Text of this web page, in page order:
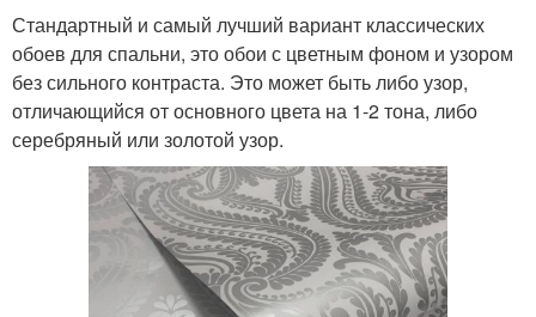
Стандартный и самый лучший вариант классических
обоев для спальни, это обои с цветным фоном и узором
без сильного контраста. Это может быть либо узор,
отличающийся от основного цвета на 1-2 тона, либо
серебряный или золотой узор.